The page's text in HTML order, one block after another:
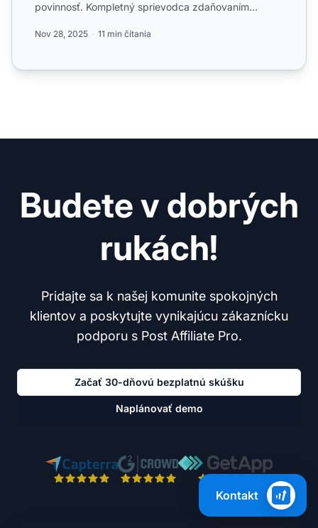
povinnosť. Kompletný sprievodca zdaňovaním
Nov 28, 2025 11 min čítania
Budete v dobrých
rukách!
Pridajte sa k našej komunite spokojných
klientov a poskytujte vynikajúcu zákaznícku
podporu s Post Affiliate Pro.
Začať 30-dňovú bezplatnú skúšku
Naplánovať demo
Kontakt